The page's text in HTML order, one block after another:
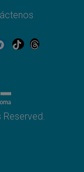
en el
del